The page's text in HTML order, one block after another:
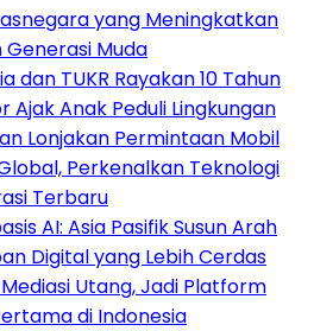
yang Meningkatkan
Generasi Muda
dan TUKR Rayakan 10 Tahun
Ajak Anak Peduli Lingkungan
Lonjakan Permintaan Mobil
Perkenalkan Teknologi
Terbaru
AI: Asia Pasifik Susun Arah
Digital yang Lebih Cerdas
Mediasi Utang, Jadi Platform
di Indonesia